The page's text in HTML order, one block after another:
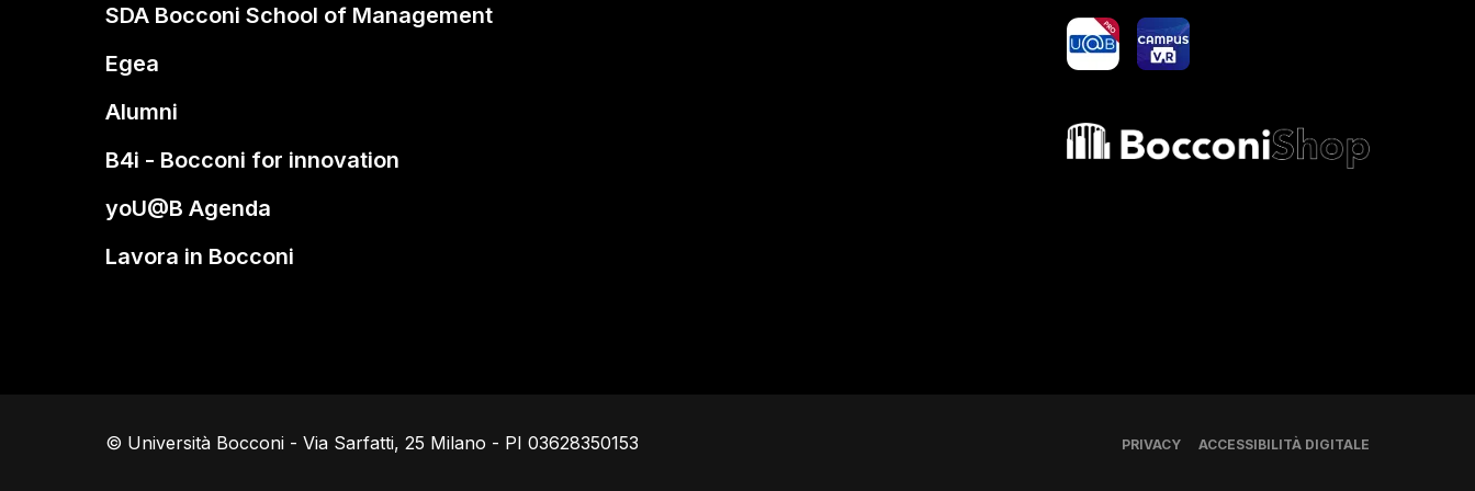
SDA Bocconi School of Management
Egea
Alumni
B4i - Bocconi for innovation
yoU@B Agenda
Lavora in Bocconi
yoU@B Campus VR
Bocconi shop
© Università Bocconi - Via Sarfatti, 25 Milano - PI 03628350153 PRIVACY ACCESSIBILITÀ DIGITALE